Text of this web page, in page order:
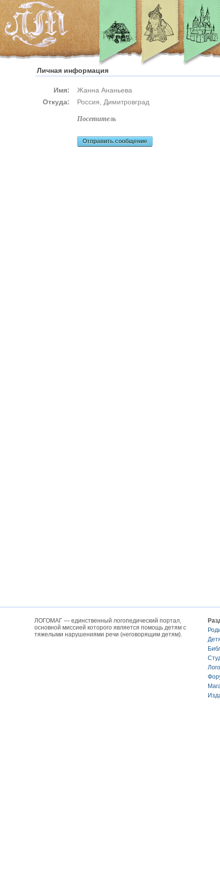
Личная информация
Имя:
Жанна Ананьева
Откуда:
Россия, Димитровград
посетитель
Отправить сообщение
ЛОГОМАГ — единственный логопедический портал,
основной миссией которого является помощь детям с
тяжелыми нарушениями речи (неговорящим детям).